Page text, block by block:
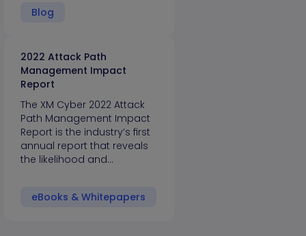
Blog
2022 Attack Path
Management Impact
Report
The XM Cyber 2022 Attack
Path Management Impact
Report is the industry’s first
annual report that reveals
the likelihood and…
eBooks & Whitepapers